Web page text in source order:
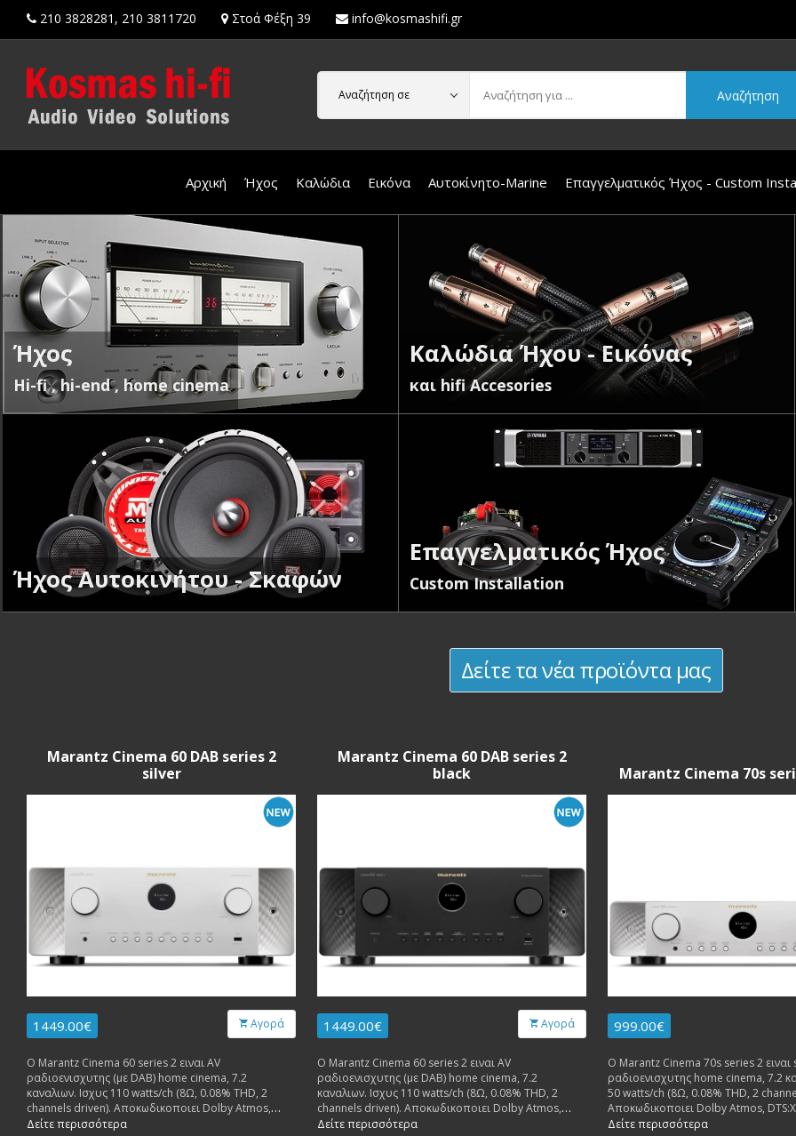
210 3828281 , 210 3811720 Στοά Φέξη 39 info@kosmashifi.gr
Αναζήτηση σε Αναζήτηση
Αρχική Ήχος Καλώδια Εικόνα Αυτοκίνητο-Marine Επαγγελματικός Ήχος - Custom
Ήχος
Hi-fi , hi-end , home cinema
Καλώδια Ήχου - Εικόνας
και hifi Accesories
Ήχος Αυτοκινήτου - Σκαφών
Επαγγελματικός Ήχος
Custom Installation
Δείτε τα νέα προϊόντα μας
Marantz Cinema 60 DAB series 2
silver
1449.00€ Αγορά
Ο Marantz Cinema 60 series 2 ειναι AV
ραδιοενισχυτης (με DAB) home cinema, 7.2
καναλιων. Ισχυς 110 watts/ch (8Ω, 0.08% THD, 2
channels driven). Αποκωδικοποιει Dolby Atmos,
DTS:X, IMAX Enhanced και Auro-3D. HDMI 2.1 8K/60Hz
Δείτε περισσότερα
Marantz Cinema 60 DAB series 2
black
1449.00€ Αγορά
Ο Marantz Cinema 60 series 2 ειναι AV
ραδιοενισχυτης (με DAB) home cinema, 7.2
καναλιων. Ισχυς 110 watts/ch (8Ω, 0.08% THD, 2
channels driven). Αποκωδικοποιει Dolby Atmos,
DTS:X, IMAX Enhanced και Auro-3D. HDMI 2.1 8K/60Hz
Δείτε περισσότερα
Marantz Cinema 70s
999.00€
Ο Marantz Cinema 70s series 2 ειναι
ραδιοενισχυτης home cinema, 7.2
50 watts/ch (8Ω, 0.08% THD, 2
Αποκωδικοποιει Dolby Atmos,
8K/60Hz 6 in, 1 out. 7.2-channel
Δείτε περισσότερα